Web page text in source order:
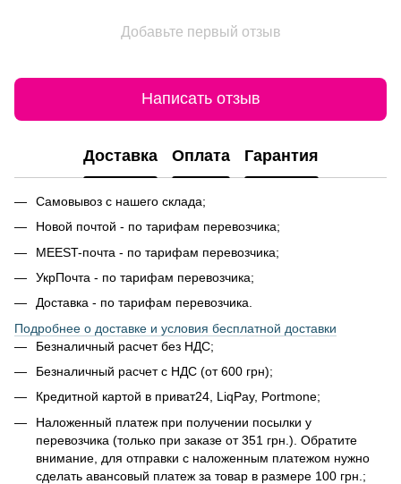
Добавьте первый отзыв
Написать отзыв
Доставка Оплата Гарантия
Самовывоз с нашего склада;
Новой почтой - по тарифам перевозчика;
MEEST-почта - по тарифам перевозчика;
УкрПочта - по тарифам перевозчика;
Доставка - по тарифам перевозчика.
Подробнее о доставке и условия бесплатной доставки
Безналичный расчет без НДС;
Безналичный расчет с НДС (от 600 грн);
Кредитной картой в приват24, LiqPay, Portmone;
Наложенный платеж при получении посылки у
перевозчика (только при заказе от 351 грн.). Обратите
внимание, для отправки с наложенным платежом нужно
сделать авансовый платеж за товар в размере 100 грн.;